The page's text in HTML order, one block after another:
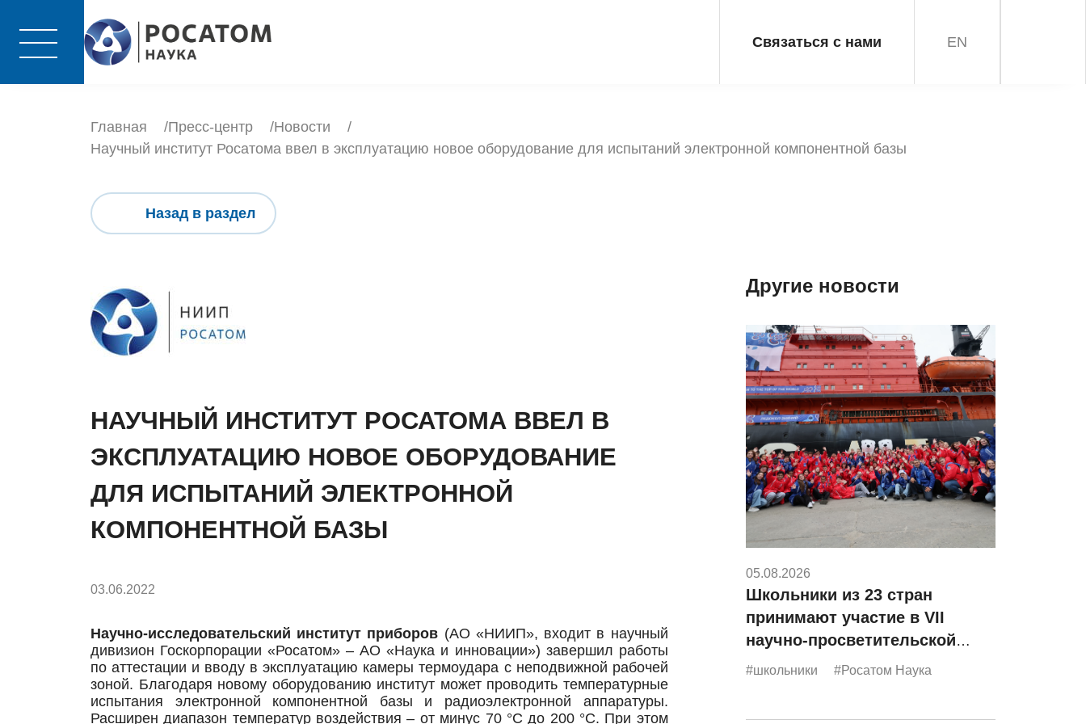
Связаться с нами EN
Главная Пресс-центр
Новости
Научный институт Росатома ввел в эксплуатацию новое оборудование для испытаний электронной компонентной базы
Назад в раздел
НАУЧНЫЙ ИНСТИТУТ РОСАТОМА ВВЕЛ В
ЭКСПЛУАТАЦИЮ НОВОЕ ОБОРУДОВАНИЕ
ДЛЯ ИСПЫТАНИЙ ЭЛЕКТРОННОЙ
КОМПОНЕНТНОЙ БАЗЫ
03.06.2022
Научно-исследовательский институт приборов (АО «НИИП», входит в научный
дивизион Госкорпорации «Росатом» – АО «Наука и инновации») завершил работы
по аттестации и вводу в эксплуатацию камеры термоудара с неподвижной рабочей
зоной. Благодаря новому оборудованию институт может проводить температурные
испытания электронной компонентной базы и радиоэлектронной аппаратуры.
Расширен диапазон температур воздействия – от минус 70 °С до 200 °С. При этом
Другие новости
05.08.2026
Школьники из 23 стран
принимают участие в VII
научно-просветительской
экспедиции «Росатома»
#школьники #Росатом Наука